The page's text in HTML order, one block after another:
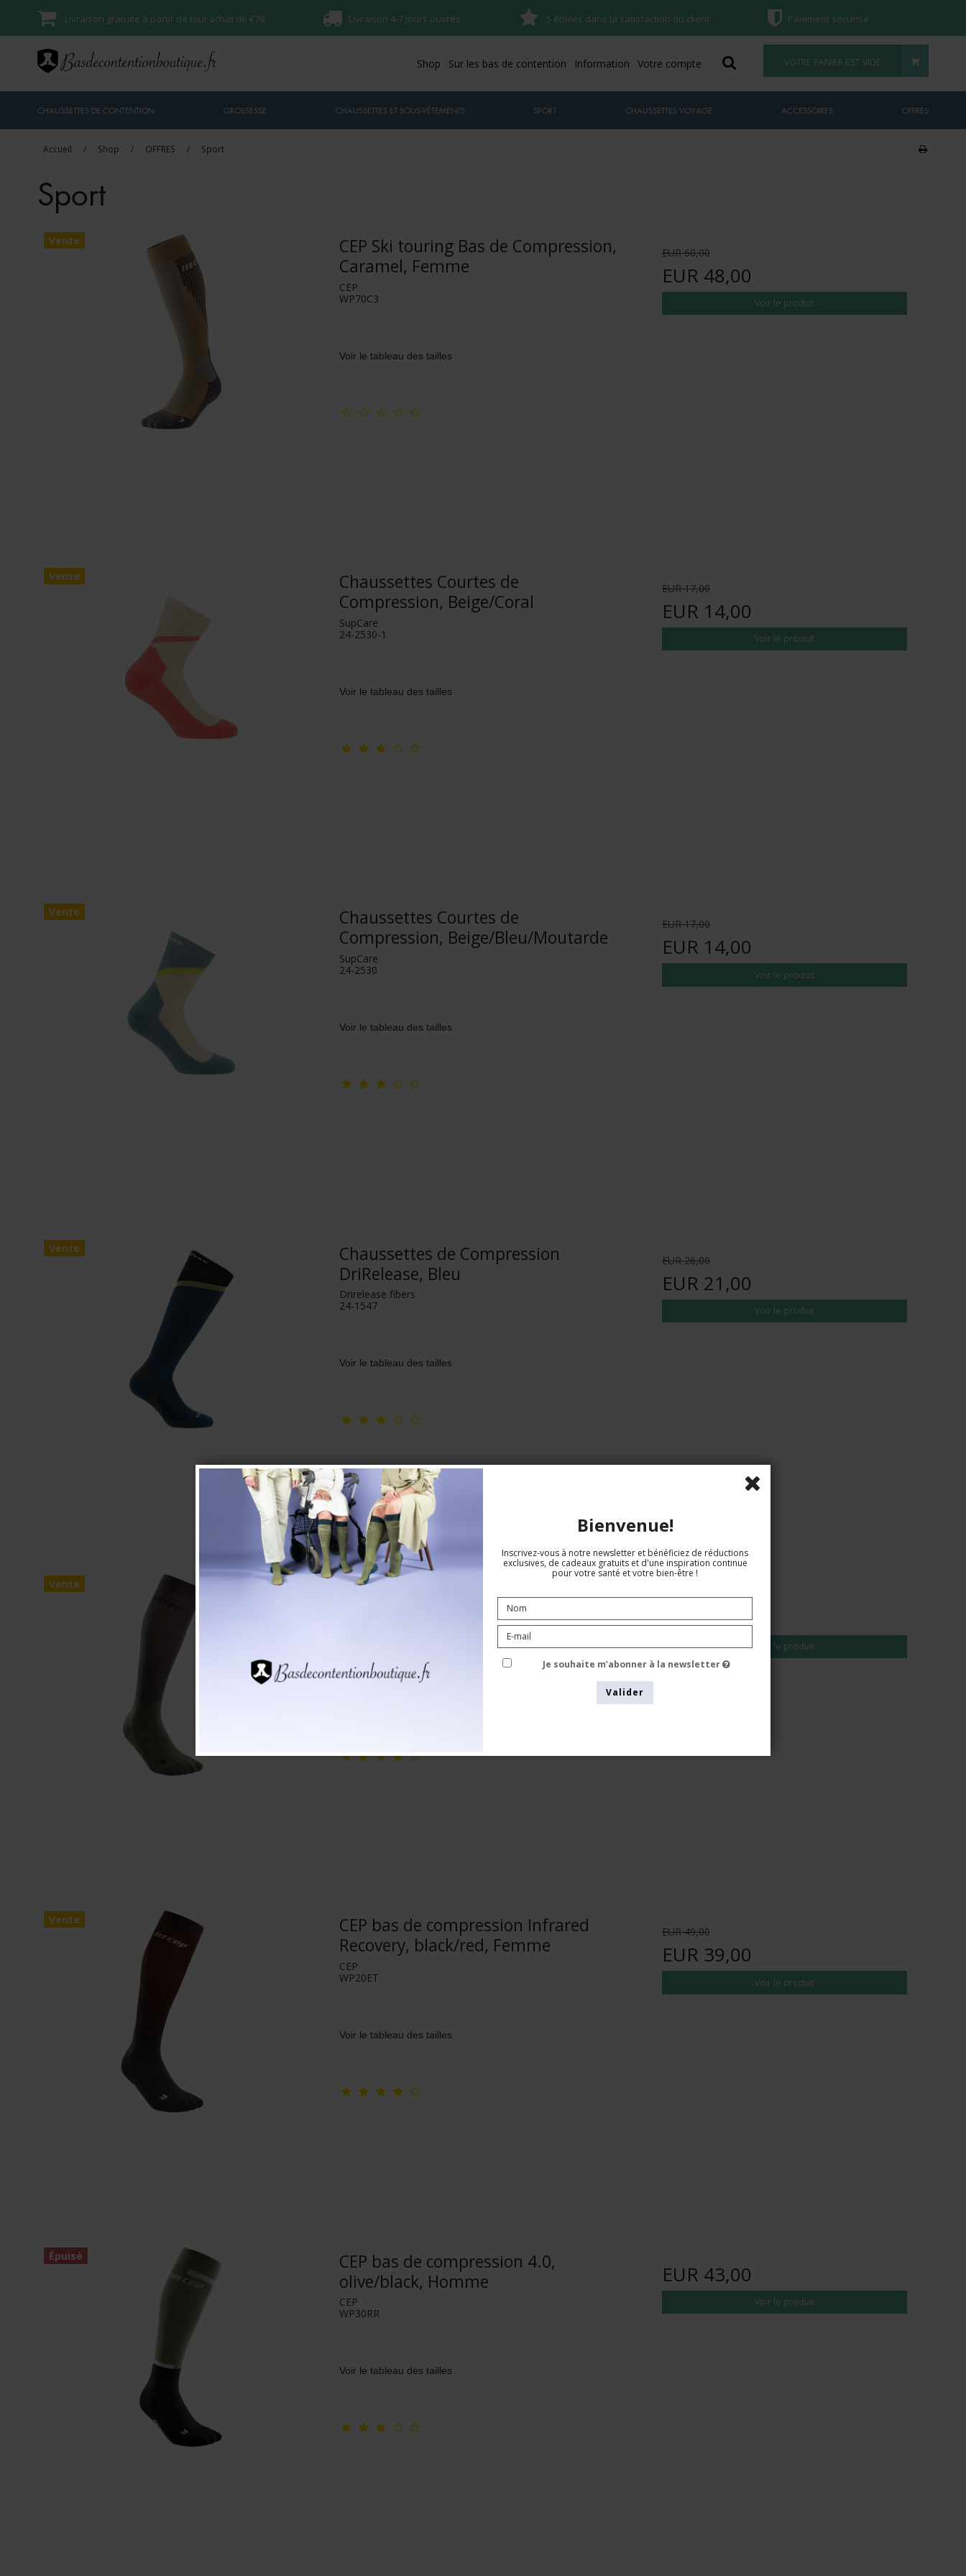
Livraison gratuite à partir de tout achat de €79 Livraison 4-7 jours ouvrés 5 étoiles dans la satisfaction du client Paiement sécurisé
VOTRE PANIER EST VIDE
Shop Sur les bas de contention Information Votre compte
CHAUSSETTES DE CONTENTION GROSSESSE CHAUSSETTES ET SOUS-VÊTEMENTS SPORT CHAUSSETTES VOYAGE ACCESSOIRES OFFRES
Accueil / Shop / OFFRES / Sport
Sport
Vente
CEP Ski touring Bas de Compression,
Caramel, Femme
CEP
WP70C3
Voir le tableau des tailles
EUR 60,00
EUR 48,00
Voir le produit
Vente
Chaussettes Courtes de
Compression, Beige/Coral
SupCare
24-2530-1
Voir le tableau des tailles
EUR 17,00
EUR 14,00
Voir le produit
Vente
Chaussettes Courtes de
Compression, Beige/Bleu/Moutarde
SupCare
24-2530
Voir le tableau des tailles
EUR 17,00
EUR 14,00
Voir le produit
Vente
Chaussettes de Compression
DriRelease, Bleu
Drirelease fibers
24-1547
Voir le tableau des tailles
EUR 26,00
EUR 21,00
Voir le produit
Vente
CEP bas de compression Infrared
Recovery, forest night, Femme
EUR 49,00
EUR 39,00
Voir le produit
Vente
CEP bas de compression Infrared
Recovery, black/red, Femme
CEP
WP20ET
Voir le tableau des tailles
EUR 49,00
EUR 39,00
Voir le produit
Épuisé
CEP bas de compression 4.0,
olive/black, Homme
CEP
WP30RR
Voir le tableau des tailles
EUR 43,00
Voir le produit
Bienvenue!
Inscrivez-vous à notre newsletter et bénéficiez de réductions
exclusives, de cadeaux gratuits et d'une inspiration continue
pour votre santé et votre bien-être !
Je souhaite m’abonner à la newsletter
Valider